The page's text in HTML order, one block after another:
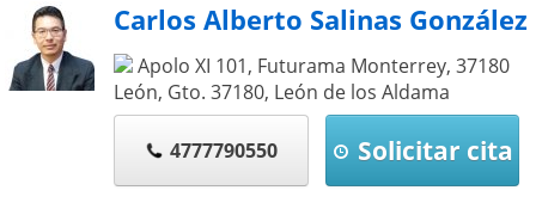
Carlos Alberto Salinas González
Apolo XI 101, Futurama Monterrey, 37180
León, Gto. 37180, León de los Aldama
4777790550 Solicitar cita